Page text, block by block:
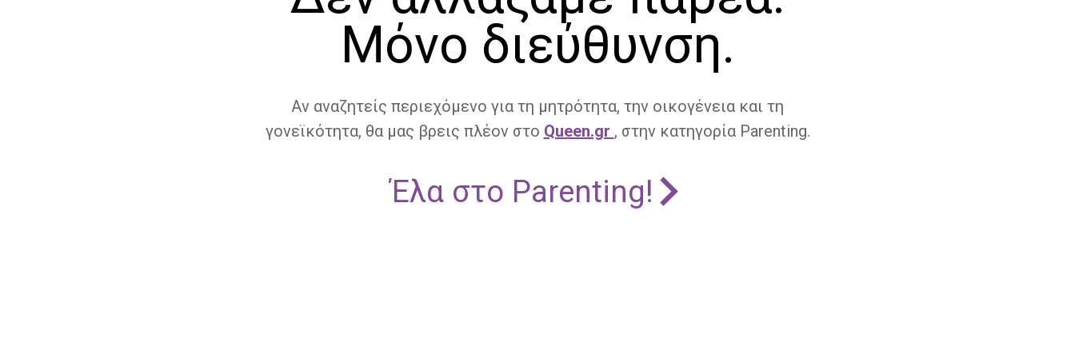
Μόνο διεύθυνση.
Αν αναζητείς περιεχόμενο για τη μητρότητα, την οικογένεια και τη
γονεϊκότητα, θα μας βρεις πλέον στο Queen.gr , στην κατηγορία Parenting.
Έλα στο Parenting!